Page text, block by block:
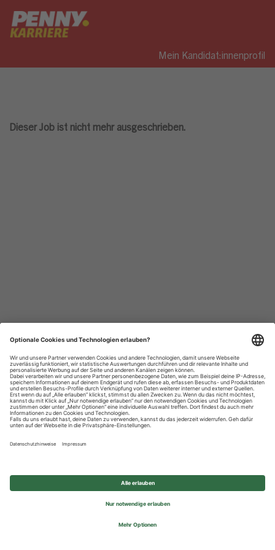
Mein Kandidat:innenprofil
Dieser Job ist nicht mehr ausgeschrieben.
Datenschutzhinweise
Impressum
Privatsphäre-Einstellungen
© 2026 REWE Group - All rights reserved